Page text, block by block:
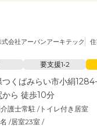
式会社アーバンアーキテック
要支援1•2
くばみらい市小絹1284-
から 徒歩10分
護士常駐 /トイレ付き居室
/居室23室 /